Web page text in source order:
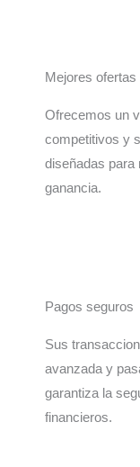
Mejores ofertas
Ofrecemos un
competitivos y
diseñadas
ganancia.
Pagos seguros
Sus
avanzada y
garantiza la
financieros.